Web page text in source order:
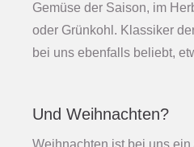
Gemüse der Saison, im
oder Grünkohl. Klassiker
bei uns ebenfalls beliebt,
Und Weihnachten?